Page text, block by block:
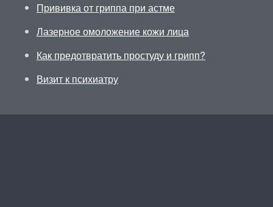
Прививка от гриппа при астме
Лазерное омоложение кожи лица
Как предотвратить простуду и грипп?
Визит к психиатру